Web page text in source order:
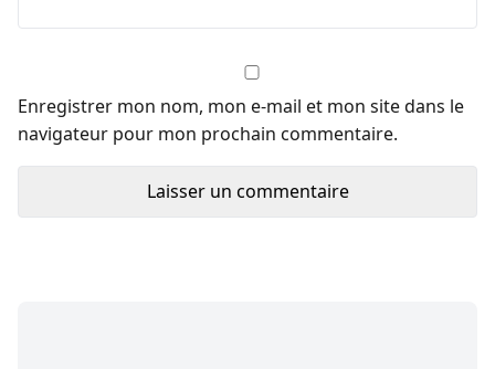
Enregistrer mon nom, mon e-mail et mon site dans le
navigateur pour mon prochain commentaire.